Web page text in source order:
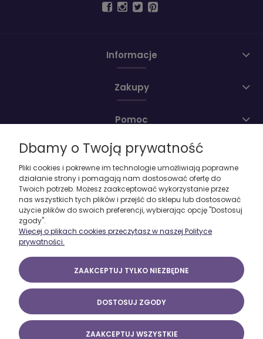
Informacje
Zakupy
Pomoc
Moje konto
O firmie
Dbamy o Twoją prywatność
Pliki cookies i pokrewne im technologie umożliwiają poprawne
działanie strony i pomagają nam dostosować ofertę do
Twoich potrzeb. Możesz zaakceptować wykorzystanie przez
nas wszystkich tych plików i przejść do sklepu lub dostosować
użycie plików do swoich preferencji, wybierając opcję "Dostosuj
zgody".
Więcej o plikach cookies przeczytasz w naszej Polityce
prywatności.
ZAAKCEPTUJ TYLKO NIEZBĘDNE
DOSTOSUJ ZGODY
ZAAKCEPTUJ WSZYSTKIE